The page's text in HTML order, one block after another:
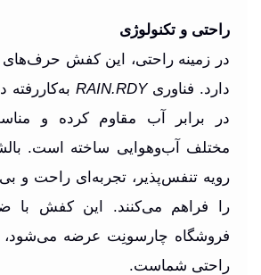
راحتی و تکنولوژی
در زمینه راحتی، این کفش حرف‌های
دارد. فناوریRAIN.RDY به‌کاررفته
در برابر آب مقاوم کرده و
مختلف آب‌وهوایی ساخته است.
رویه تنفس‌پذیر، تجربه‌ای راحت و
را فراهم می‌کنند. این کفش با
فروشگاه چارسونِت عرضه می‌شود،
راحتی شماست.